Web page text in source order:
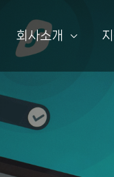
회사소개